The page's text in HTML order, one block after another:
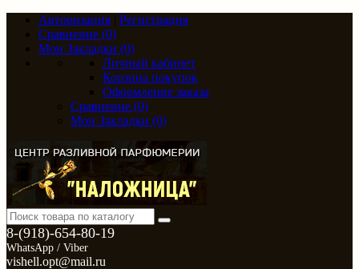
Авторизация
Регистрация
Сравнение (0)
Мои Закладки (0)
Личный кабинет
Корзина покупок
Оформление заказа
Сравнение (0)
Мои Закладки (0)
8-(918)-654-80-19
WhatsApp / Viber
vishell.opt@mail.ru